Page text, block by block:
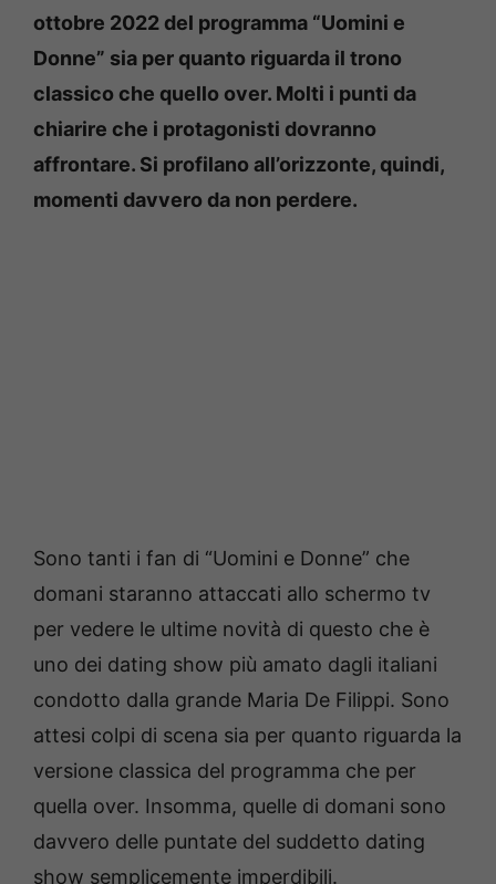
ottobre 2022 del programma “Uomini e
Donne” sia per quanto riguarda il trono
classico che quello over. Molti i punti da
chiarire che i protagonisti dovranno
affrontare. Si profilano all’orizzonte, quindi,
momenti davvero da non perdere.
Sono tanti i fan di “Uomini e Donne” che
domani staranno attaccati allo schermo tv
per vedere le ultime novità di questo che è
uno dei dating show più amato dagli italiani
condotto dalla grande Maria De Filippi. Sono
attesi colpi di scena sia per quanto riguarda la
versione classica del programma che per
quella over. Insomma, quelle di domani sono
davvero delle puntate del suddetto dating
show semplicemente imperdibili.